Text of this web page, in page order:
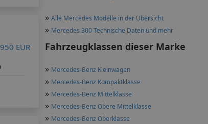
» Alle Mercedes Modelle in der Übersicht
» Mercedes 300 Technische Daten und mehr
Fahrzeugklassen dieser Marke
» Mercedes-Benz Kleinwagen
» Mercedes-Benz Kompaktklasse
» Mercedes-Benz Mittelklasse
» Mercedes-Benz Obere Mittelklasse
» Mercedes-Benz Oberklasse
EUR